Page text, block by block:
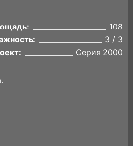
108
3 / 3
Серия 2000